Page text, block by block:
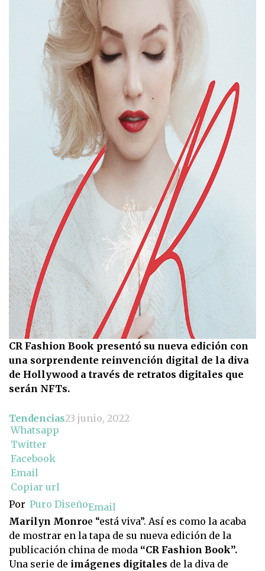
CR Fashion Book presentó su nueva edición con
una sorprendente reinvención digital de la diva
de Hollywood a través de retratos digitales que
serán NFTs.
Tendencias23 junio, 2022
Whatsapp
Twitter
Facebook
Email
Copiar url
Por Puro DiseñoEmail
Marilyn Monroe “está viva”. Así es como la acaba
de mostrar en la tapa de su nueva edición de la
publicación china de moda “CR Fashion Book”.
Una serie de imágenes digitales de la diva de